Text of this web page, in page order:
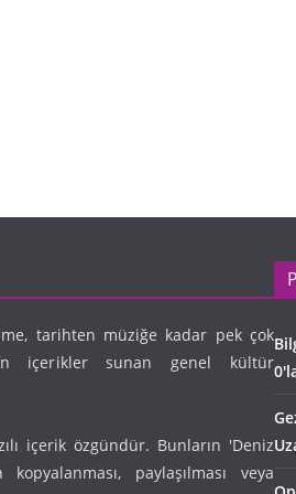
tarihten müziğe kadar pek çok
içerikler sunan genel kültür
içerik özgündür. Bunların 'Deniz
paylaşılması veya